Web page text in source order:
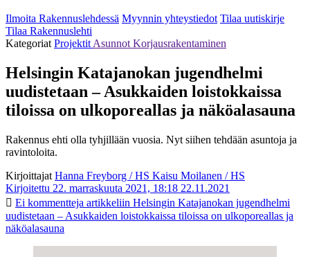
Ilmoita Rakennuslehdessä Myynnin yhteystiedot Tilaa uutiskirje
Tilaa Rakennuslehti
Kategoriat Projektit Asunnot Korjausrakentaminen
Helsingin Katajanokan jugendhelmi
uudistetaan – Asukkaiden loistokkaissa
tiloissa on ulkoporeallas ja näköalasauna
Rakennus ehti olla tyhjillään vuosia. Nyt siihen tehdään asuntoja ja
ravintoloita.
Kirjoittajat Hanna Freyborg / HS Kaisu Moilanen / HS
Kirjoitettu 22. marraskuuta 2021, 18:18 22.11.2021
Ei kommentteja artikkeliin Helsingin Katajanokan jugendhelmi
uudistetaan – Asukkaiden loistokkaissa tiloissa on ulkoporeallas ja
näköalasauna